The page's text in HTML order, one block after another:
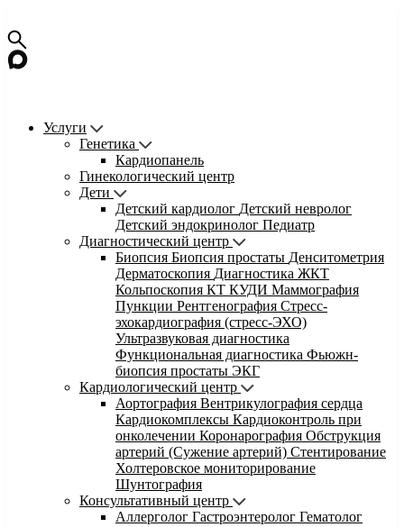
Услуги
Генетика
Кардиопанель
Гинекологический центр
Дети
Детский кардиолог Детский невролог
Детский эндокринолог Педиатр
Диагностический центр
Биопсия Биопсия простаты Денситометрия
Дерматоскопия Диагностика ЖКТ
Кольпоскопия КТ КУДИ Маммография
Пункции Рентгенография Стресс-
эхокардиография (стресс-ЭХО)
Ультразвуковая диагностика
Функциональная диагностика Фьюжн-
биопсия простаты ЭКГ
Кардиологический центр
Аортография Вентрикулография сердца
Кардиокомплексы Кардиоконтроль при
онколечении Коронарография Обструкция
артерий (Сужение артерий) Стентирование
Холтеровское мониторирование
Шунтография
Консультативный центр
Аллерголог Гастроэнтеролог Гематолог